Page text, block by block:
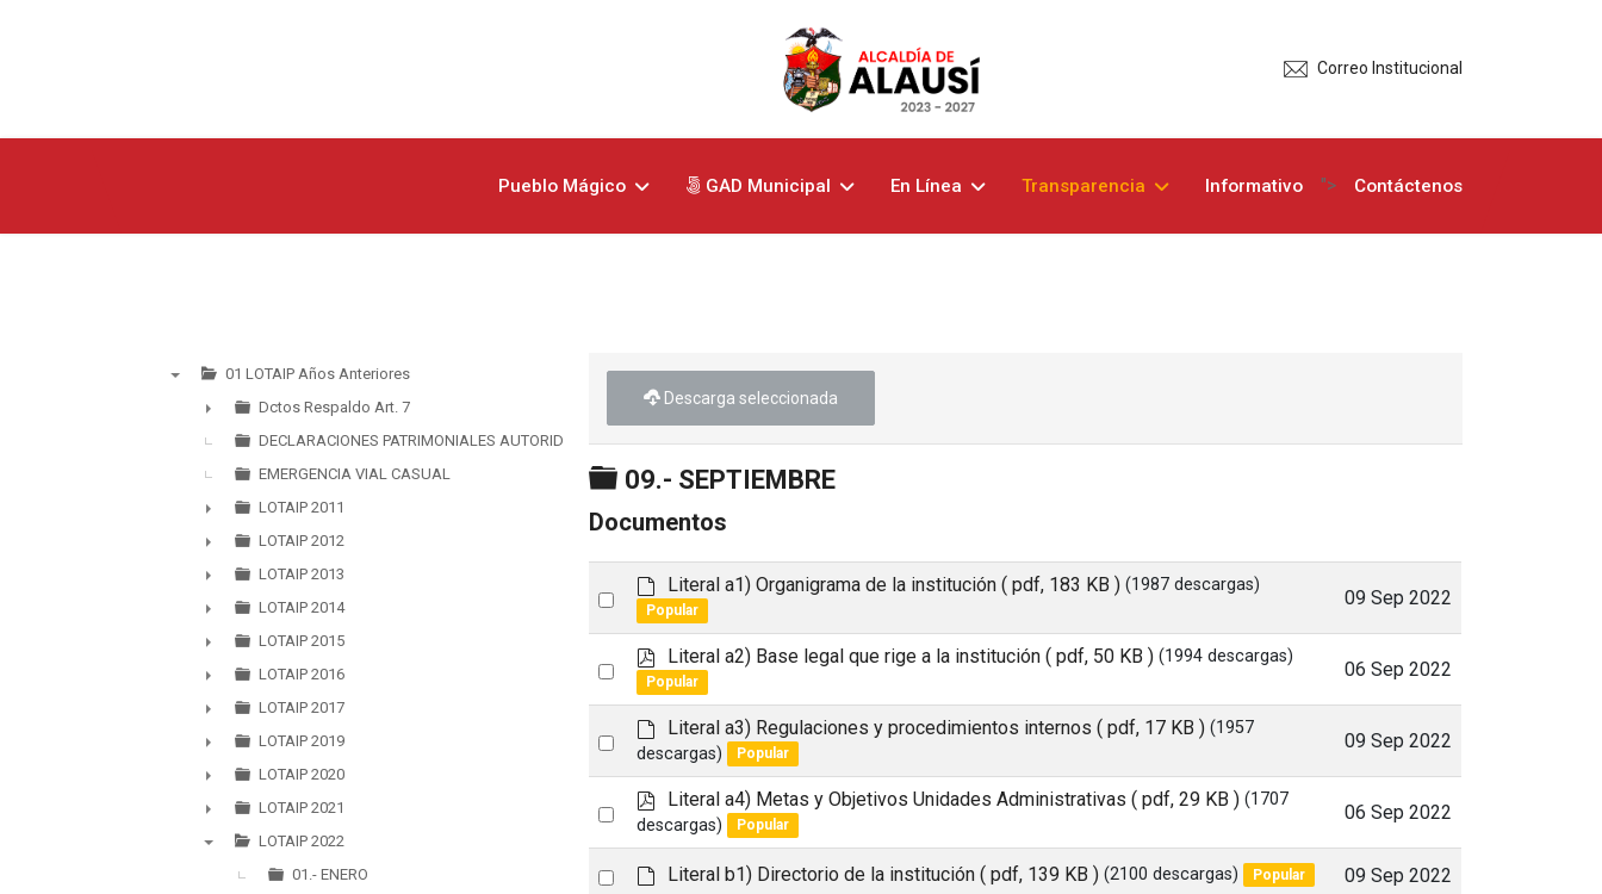
Correo Institucional
Pueblo Mágico GAD Municipal En Línea Transparencia Informativo "> Contáctenos
01 LOTAIP Años Anteriores
►
Dctos Respaldo Art. 7
DECLARACIONES PATRIMONIALES AUTORIDADES
EMERGENCIA VIAL CASUAL
►
LOTAIP 2011
►
LOTAIP 2012
►
LOTAIP 2013
►
LOTAIP 2014
►
LOTAIP 2015
►
LOTAIP 2016
►
LOTAIP 2017
►
LOTAIP 2019
►
LOTAIP 2020
►
LOTAIP 2021
LOTAIP 2022
01.- ENERO
Descarga seleccionada
Carpeta
09.- SEPTIEMBRE
Documentos
Select
an
item
d
e
f
a
u
l
Literal a1) Organigrama de la institución ( pdf, 183 KB ) (1987 descargas)
Popular
09 Sep 2022
Select
an
item
p
d
f
Literal a2) Base legal que rige a la institución ( pdf, 50 KB ) (1994 descargas)
Popular
06 Sep 2022
Select
an
item
d
e
f
a
u
l
Literal a3) Regulaciones y procedimientos internos ( pdf, 17 KB ) (1957
descargas)
Popular
09 Sep 2022
Select
an
item
p
d
f
Literal a4) Metas y Objetivos Unidades Administrativas ( pdf, 29 KB ) (1707
descargas)
Popular
06 Sep 2022
Select
dLiteral b1) Directorio de la institución ( pdf, 139 KB ) (2100 descargas) Popular 09 Sep 2022